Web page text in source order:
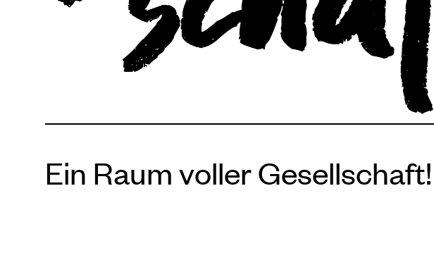
Ein Raum voller Gesellschaft!